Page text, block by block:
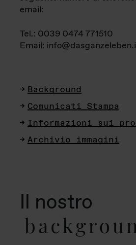
email:
Tel.: 0039 0474 771510
Email:
Background
Comunicati Stampa
Informazioni sui
Archivio immagini
Il nostro